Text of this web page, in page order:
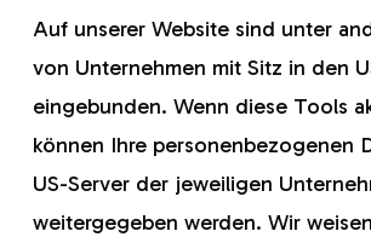
Auf unserer Website sind unter
von Unternehmen mit Sitz in den
eingebunden. Wenn diese Tools
können Ihre personenbezogenen
US-Server der jeweiligen
weitergegeben werden. Wir